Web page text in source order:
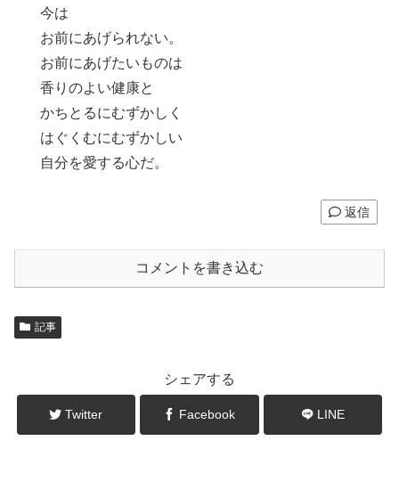
今は
お前にあげられない。
お前にあげたいものは
香りのよい健康と
かちとるにむずかしく
はぐくむにむずかしい
自分を愛する心だ。
返信
コメントを書き込む
記事
シェアする
Twitter Facebook LINE